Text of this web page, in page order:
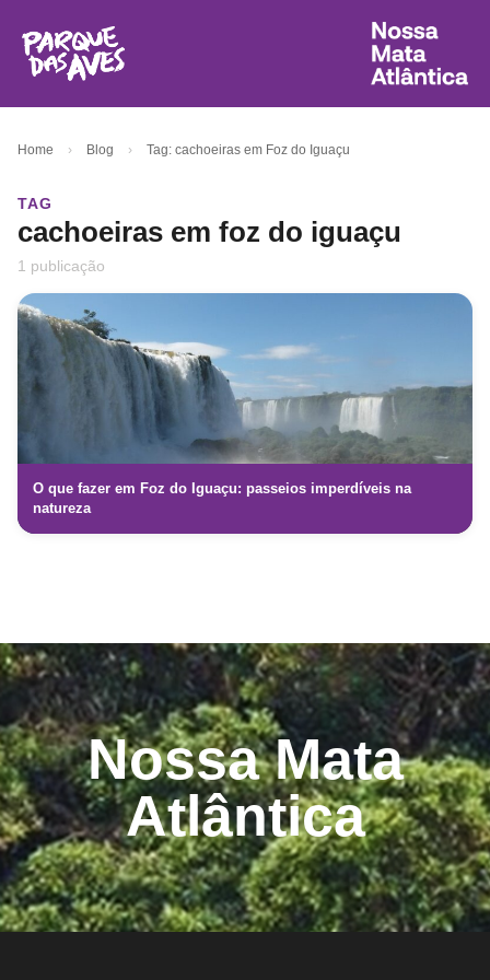
Home › Blog › Tag: cachoeiras em Foz do Iguaçu
TAG
cachoeiras em foz do iguaçu
1 publicação
O que fazer em Foz do Iguaçu: passeios imperdíveis na
natureza
Nossa Mata
Atlântica